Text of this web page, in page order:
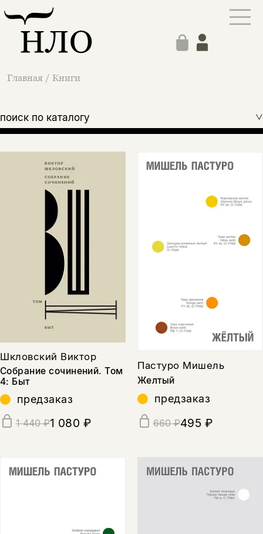
Главная / Книги
поиск по каталогу
Шкловский Виктор
Собрание сочинений. Том
4: Быт
предзаказ
1 440 ₽1 080 ₽
Пастуро Мишель
Желтый
предзаказ
660 ₽495 ₽